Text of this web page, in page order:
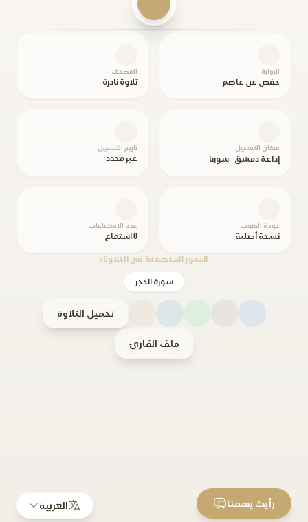
الرواية
حفص عن عاصم
المصحف
تلاوة نادرة
مكان التسجيل
إذاعة دمشق - سوريا
تاريخ التسجيل
غير محدد
جودة الصوت
نسخة أصلية
عدد الاستماعات
0 استماع
السور المتضمنة في التلاوة:
سورة الحجر
تحميل التلاوة
ملف القارئ
العربية رأيك يهمنا